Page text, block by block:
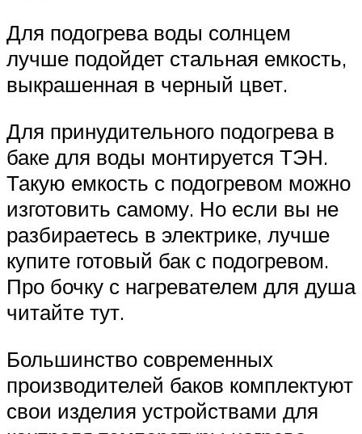
Для подогрева воды солнцем
лучше подойдет стальная емкость,
выкрашенная в черный цвет.
Для принудительного подогрева в
баке для воды монтируется ТЭН.
Такую емкость с подогревом можно
изготовить самому. Но если вы не
разбираетесь в электрике, лучше
купите готовый бак с подогревом.
Про бочку с нагревателем для душа
читайте тут.
Большинство современных
производителей баков комплектуют
свои изделия устройствами для